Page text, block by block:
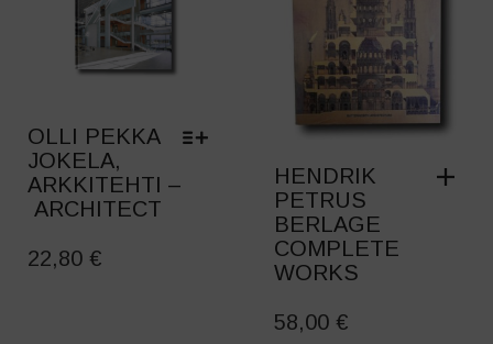
OLLI PEKKA
JOKELA,
ARKKITEHTI –
ARCHITECT
PRODUCT
22,80 €
HENDRIK
PETRUS
BERLAGE
COMPLETE
WORKS
58,00 €